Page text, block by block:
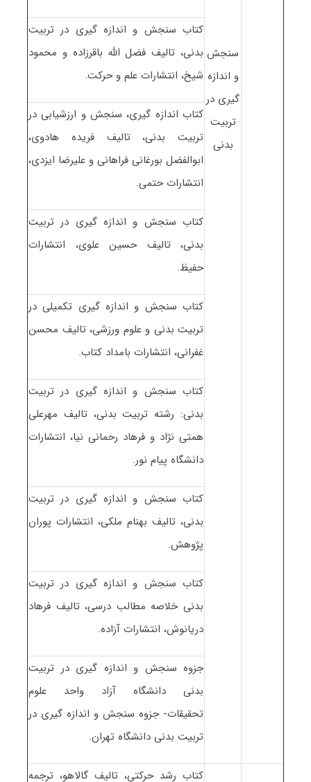
سنجش
و اندازه
گیری در
تربیت
بدنی
کتاب سنجش و اندازه گیری در تربیت
بدنی، تالیف فضل الله باقرزاده و محمود
شیخ، انتشارات علم و حرکت.
کتاب اندازه گیری، سنجش و ارزشیابی در
تربیت بدنی، تالیف فریده هادوی،
ابوالفضل بورغانی فراهانی و علیرضا ایزدی،
انتشارات حتمی.
کتاب سنجش و اندازه گیری در تربیت
بدنی، تالیف حسین علوی، انتشارات
حفیظ.
کتاب سنجش و اندازه گیری تکمیلی در
تربیت بدنی و علوم ورزشی، تالیف محسن
غفرانی، انتشارات بامداد کتاب.
کتاب سنجش و اندازه گیری در تربیت
بدنی: رشته تربیت بدنی، تالیف مهرعلی
همتی نژاد و فرهاد رحمانی نیا، انتشارات
دانشگاه پیام نور.
کتاب سنجش و اندازه گیری در تربیت
بدنی، تالیف بهنام ملکی، انتشارات پوران
پژوهش.
کتاب سنجش و اندازه گیری در تربیت
بدنی خلاصه مطالب درسی، تالیف فرهاد
دریانوش، انتشارات آزاده.
جزوه سنجش و اندازه گیری در تربیت
بدنی دانشگاه آزاد واحد علوم
تحقیقات- جزوه سنجش و اندازه گیری در
تربیت بدنی دانشگاه تهران.
کتاب رشد حرکتی، تالیف گالاهو، ترجمه